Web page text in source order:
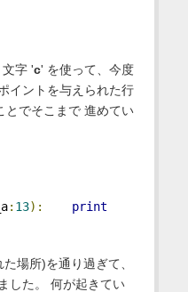
字 'c' を使って、今度
イントを与えられた行
とでそこまで 進めてい
: 13):
print
場所)を通り過ぎて、
した。 何が起きてい